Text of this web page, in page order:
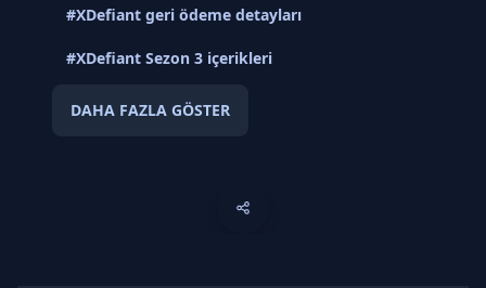
#XDefiant geri ödeme detayları
#XDefiant Sezon 3 içerikleri
DAHA FAZLA GÖSTER